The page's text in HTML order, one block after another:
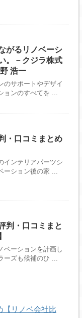
がるリノベーシ
。－クジラ株式
浩一
のサポートやデザイ
ョンのすべてを ...
・口コミまとめ
インテリアパーツシ
ーション後の家 ...
判・口コミまと
ベーションを計画し
ーズも候補のひ ...
【リノベ会社比